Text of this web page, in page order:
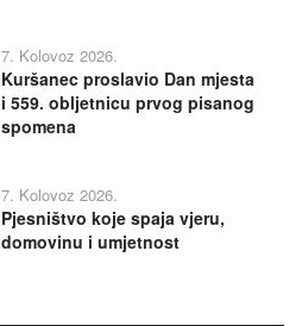
7. Kolovoz 2026.
Kuršanec proslavio Dan mjesta
i 559. obljetnicu prvog pisanog
spomena
7. Kolovoz 2026.
Pjesništvo koje spaja vjeru,
domovinu i umjetnost